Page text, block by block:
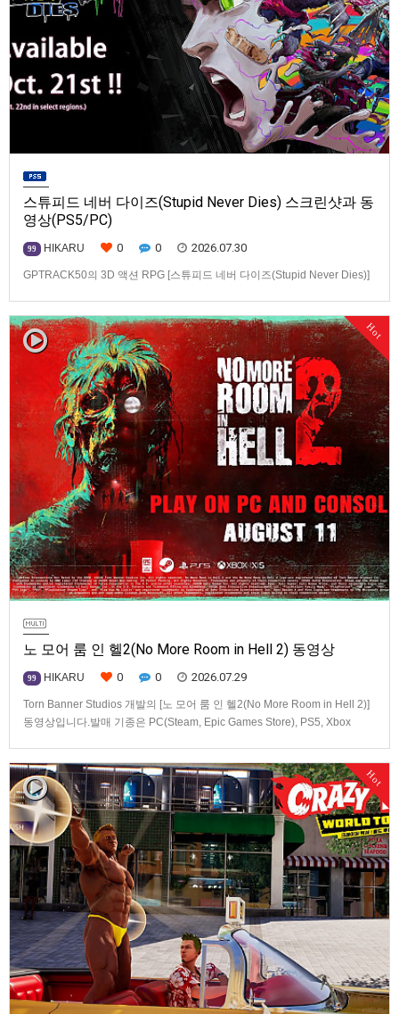
스튜피드 네버 다이즈(Stupid Never Dies) 스크린샷과 동
영상(PS5/PC)
99 HIKARU 0 0 2026.07.30
GPTRACK50의 3D 액션 RPG [스튜피드 네버 다이즈(Stupid Never Dies)]
Hot
노 모어 룸 인 헬2(No More Room in Hell 2) 동영상
99 HIKARU 0 0 2026.07.29
Torn Banner Studios 개발의 [노 모어 룸 인 헬2(No More Room in Hell 2)]
동영상입니다.발매 기종은 PC(Steam, Epic Games Store), PS5, Xbox
Hot